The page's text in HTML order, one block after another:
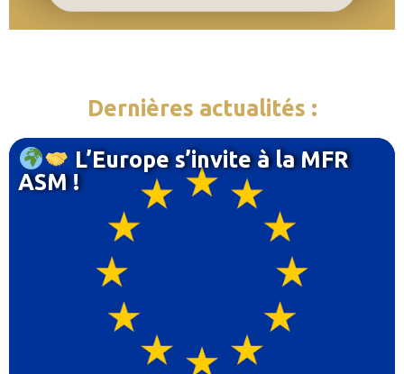
Dernières actualités :
L’Europe s’invite à la MFR
ASM !